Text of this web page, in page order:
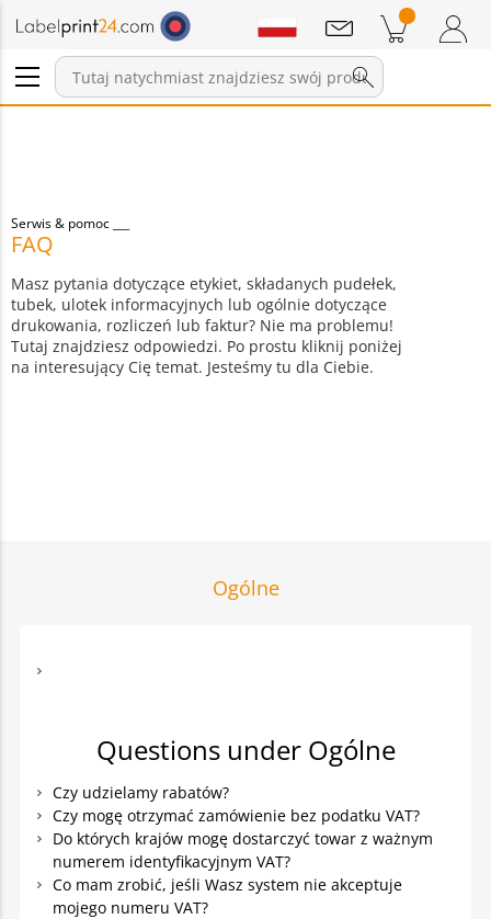
Pozycji w koszyku
Wiadomości
Serwis & pomoc
FAQ
Masz pytania dotyczące etykiet, składanych pudełek,
tubek, ulotek informacyjnych lub ogólnie dotyczące
drukowania, rozliczeń lub faktur? Nie ma problemu!
Tutaj znajdziesz odpowiedzi. Po prostu kliknij poniżej
na interesujący Cię temat. Jesteśmy tu dla Ciebie.
Ogólne
Questions under Ogólne
Czy udzielamy rabatów?
Czy mogę otrzymać zamówienie bez podatku VAT?
Do których krajów mogę dostarczyć towar z ważnym
numerem identyfikacyjnym VAT?
Co mam zrobić, jeśli Wasz system nie akceptuje
mojego numeru VAT?